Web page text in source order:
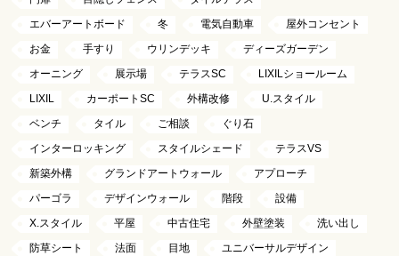
エバーアートボード
冬 電気自動車
屋外コンセント
お金
手すり ウリンデッキ
ディーズガーデン
オーニング
展示場 テラスSC
LIXILショールーム
LIXIL
カーポートSC 外構改修
U.スタイル
ベンチ
タイル ご相談
ぐり石
インターロッキング
スタイルシェード
テラスVS
新築外構
グランドアートウォール
アプローチ
パーゴラ
デザインウォール 階段
設備
X.スタイル
平屋 中古住宅 外壁塗装
洗い出し
防草シート
法面 目地
ユニバーサルデザイン